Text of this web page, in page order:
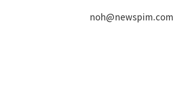
noh@newspim.com